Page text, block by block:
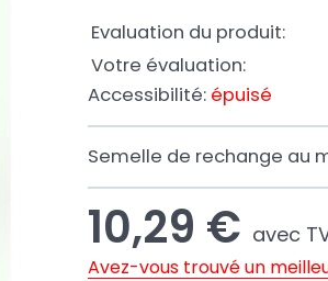
Evaluation du produit:
Votre évaluation:
Accessibilité: épuisé
Semelle de rechange au
10,29 € avec
Avez-vous trouvé un